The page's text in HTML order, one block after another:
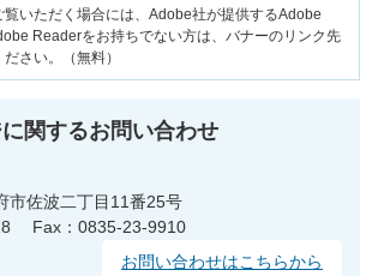
覧いただく場合には、Adobe社が提供するAdobe
Readerをお持ちでない方は、バナーのリンク先
さい。（無料）
関するお問い合わせ
市佐波二丁目11番25号
Fax：0835-23-9910
お問い合わせはこちらから